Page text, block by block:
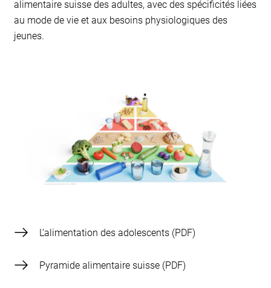
alimentaire suisse des adultes, avec des spécificités liées
au mode de vie et aux besoins physiologiques des
jeunes.
L’alimentation des adolescents
Pyramide alimentaire suisse